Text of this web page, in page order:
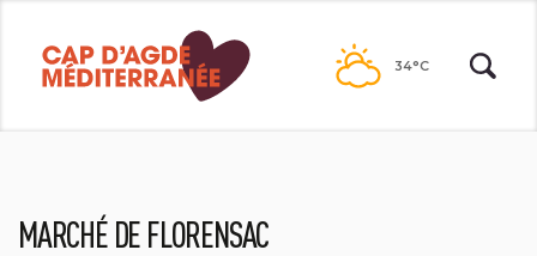
contenu
34°C
MARCHÉ DE FLORENSAC